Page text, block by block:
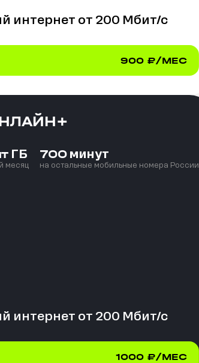
интернет от 200 Мбит/с
900 ₽/МЕС
ГБ
месяц
700 минут
на остальные мобильные номера России
интернет от 200 Мбит/с
1000 ₽/МЕС